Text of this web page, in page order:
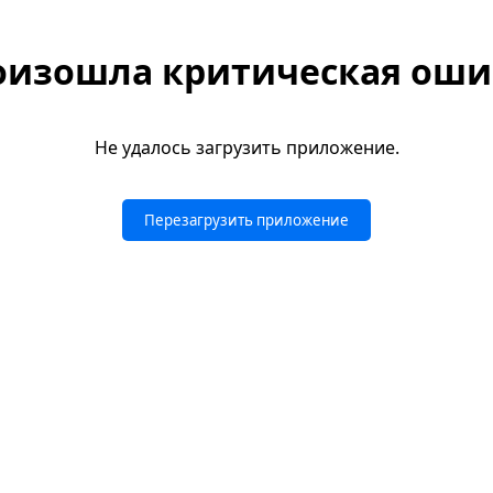
критическая
Не удалось загрузить приложение.
Перезагрузить приложение